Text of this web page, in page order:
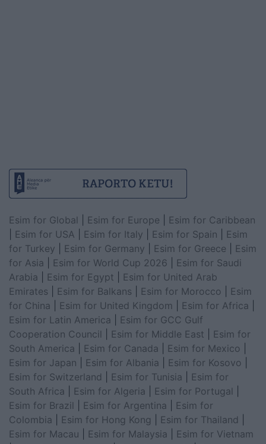
Esim for Global Esim for Europe
Esim for Caribbean
Esim for USA Esim for Italy Esim for Spain
Esim
for Turkey
Esim for Germany Esim for Greece
Esim
for Asia
Esim for World Cup 2026
Esim for Saudi
Arabia
Esim for Egypt
Esim for United Arab
Emirates
Esim for Balkans Esim for Morocco
Esim
for China
Esim for United Kingdom Esim for Africa
Esim for Latin America
Esim for GCC Gulf
Cooperation Council
Esim for Middle East
Esim for
South America
Esim for Canada Esim for Mexico
Esim for Japan
Esim for Albania Esim for Kosovo
Esim for Switzerland
Esim for Tunisia
Esim for
South Africa
Esim for Algeria Esim for Portugal
Esim for Brazil
Esim for Argentina
Esim for
Colombia
Esim for Hong Kong Esim for Thailand
Esim for Macau
Esim for Malaysia
Esim for Vietnam